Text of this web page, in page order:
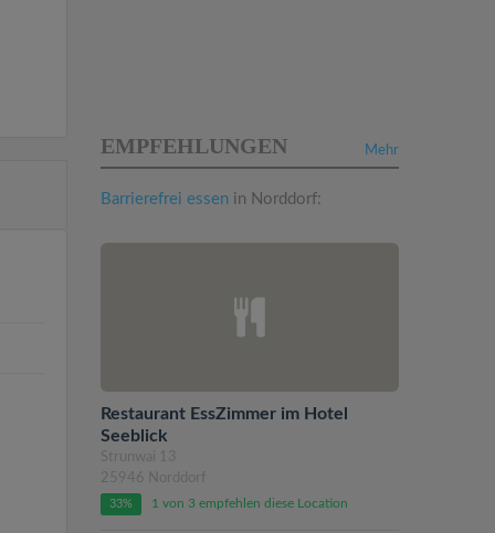
Mehr
EMPFEHLUNGEN
Barrierefrei essen in Norddorf:
Restaurant EssZimmer im Hotel
Seeblick
Strunwai 13
25946 Norddorf
33% 1 von 3 empfehlen diese Location